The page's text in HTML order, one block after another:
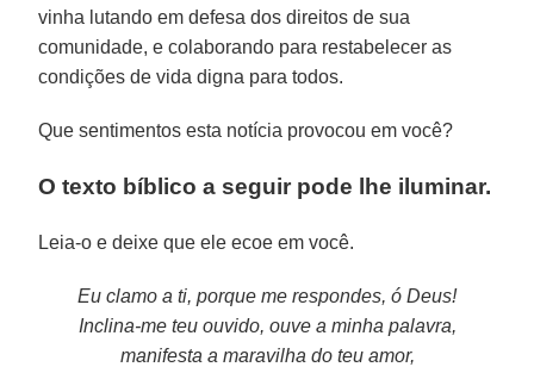
vinha lutando em defesa dos direitos de sua
comunidade, e colaborando para restabelecer as
condições de vida digna para todos.
Que sentimentos esta notícia provocou em você?
O texto bíblico a seguir pode lhe iluminar.
Leia-o e deixe que ele ecoe em você.
Eu clamo a ti, porque me respondes, ó Deus!
Inclina-me teu ouvido, ouve a minha palavra,
manifesta a maravilha do teu amor,